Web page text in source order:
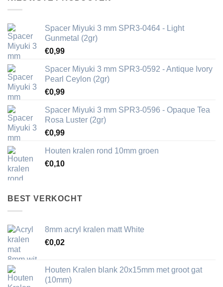
Spacer Miyuki 3 mm SPR3-0464 - Light
Gunmetal (2gr)
€0,99
Spacer Miyuki 3 mm SPR3-0592 - Antique Ivory
Pearl Ceylon (2gr)
€0,99
Spacer Miyuki 3 mm SPR3-0596 - Opaque Tea
Rosa Luster (2gr)
€0,99
Houten kralen rond 10mm groen
€0,10
BEST VERKOCHT
8mm acryl kralen matt White
€0,02
Houten Kralen blank 20x15mm met groot gat
(10mm)